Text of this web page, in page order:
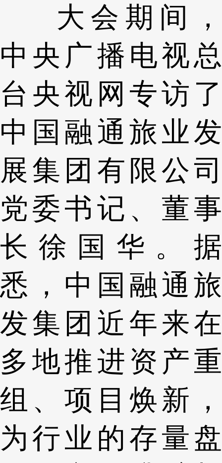
大会期间，
中央广播电视总
台央视网专访了
中国融通旅业发
展集团有限公司
党委书记、董事
长徐国华。据
悉，中国融通旅
发集团近年来在
多地推进资产重
组、项目焕新，
为行业的存量盘